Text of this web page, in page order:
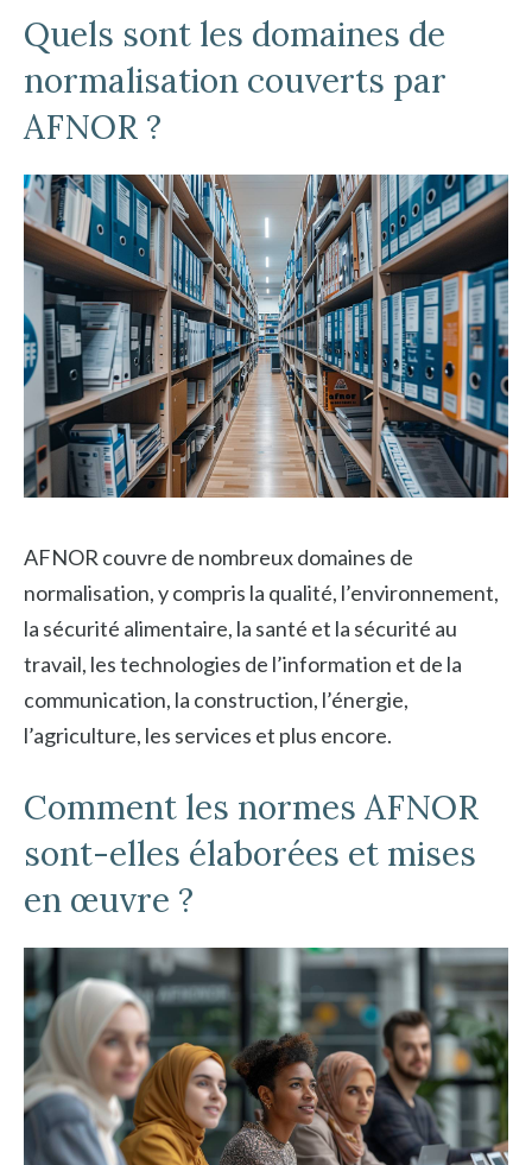
Quels sont les domaines de
normalisation couverts par
AFNOR ?
AFNOR couvre de nombreux domaines de
normalisation, y compris la qualité, l’environnement,
la sécurité alimentaire, la santé et la sécurité au
travail, les technologies de l’information et de la
communication, la construction, l’énergie,
l’agriculture, les services et plus encore.
Comment les normes AFNOR
sont-elles élaborées et mises
en œuvre ?